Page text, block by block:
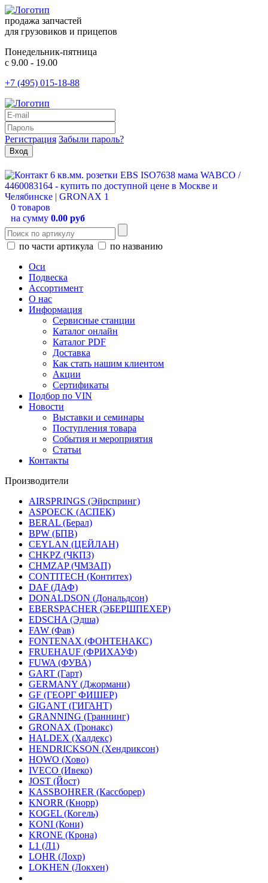
продажа запчастей
для грузовиков и прицепов
Понедельник-пятница
с 9.00 - 19.00
+7 (495) 015-18-88
Регистрация Забыли пароль?
0 товаров
на сумму 0.00 руб
по части артикула
по названию
Оси
Подвеска
Ассортимент
О нас
Информация
Сервисные станции
Каталог онлайн
Каталог PDF
Доставка
Как стать нашим клиентом
Акции
Сертификаты
Подбор по VIN
Новости
Выставки и семинары
Поступления товара
События и мероприятия
Статьи
Контакты
Производители
AIRSPRINGS (Эйрспринг)
ASPOECK (АСПЕК)
BERAL (Берал)
BPW (БПВ)
CEYLAN (ЦЕЙЛАН)
CHKPZ (ЧКПЗ)
CHMZAP (ЧМЗАП)
CONTITECH (Контитех)
DAF (ДАФ)
DONALDSON (Дональдсон)
EBERSPACHER (ЭБЕРШПЕХЕР)
EDSCHA (Эдша)
FAW (Фав)
FONTENAX (ФОНТЕНАКС)
FRUEHAUF (ФРИХАУФ)
FUWA (ФУВА)
GART (Гарт)
GERMANY (Джормани)
GF (ГЕОРГ ФИШЕР)
GIGANT (ГИГАНТ)
GRANNING (Граннинг)
GRONAX (Гронакс)
HALDEX (Халдекс)
HENDRICKSON (Хендриксон)
HOWO (Хово)
IVECO (Ивеко)
JOST (Йост)
KASSBOHRER (Касcборер)
KNORR (Кнорр)
KOGEL (Когель)
KONI (Кони)
KRONE (Крона)
L1 (Л1)
LOHR (Лохр)
LOKHEN (Локхен)